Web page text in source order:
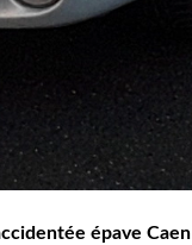
épave Caen